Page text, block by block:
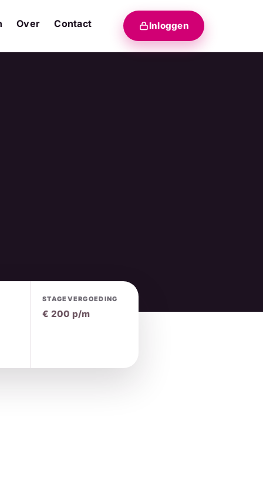
Over Contact Inloggen
STAGEVERGOEDING
€ 200 p/m